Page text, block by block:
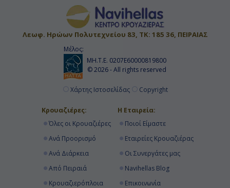
Πειραιάς, Ελλάδα
Λεωφ. Ηρώων Πολυτεχνείου 83, ΤΚ: 185 36, ΠΕΙΡΑΙΑΣ
Μέλος:
ΜΗ.Τ.Ε. 0207Ε60000819800
© 2026 - All rights reserved
Χάρτης Ιστοσελίδας Copyright
Κρουαζιέρες:
Όλες οι Κρουαζιέρες
Ανά Προορισμό
Ανά Διάρκεια
Από Πειραιά
Κρουαζιερόπλοια
Η Εταιρεία:
Ποιοί Είμαστε
Εταιρείες Κρουαζιέρας
Οι Συνεργάτες μας
Navihellas Blog
Επικοινωνία